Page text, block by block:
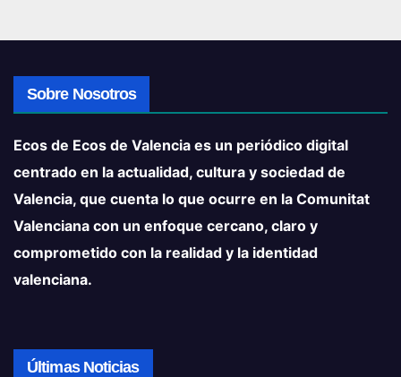
Sobre Nosotros
Ecos de Ecos de Valencia es un periódico digital
centrado en la actualidad, cultura y sociedad de
Valencia, que cuenta lo que ocurre en la Comunitat
Valenciana con un enfoque cercano, claro y
comprometido con la realidad y la identidad
valenciana.
Últimas Noticias